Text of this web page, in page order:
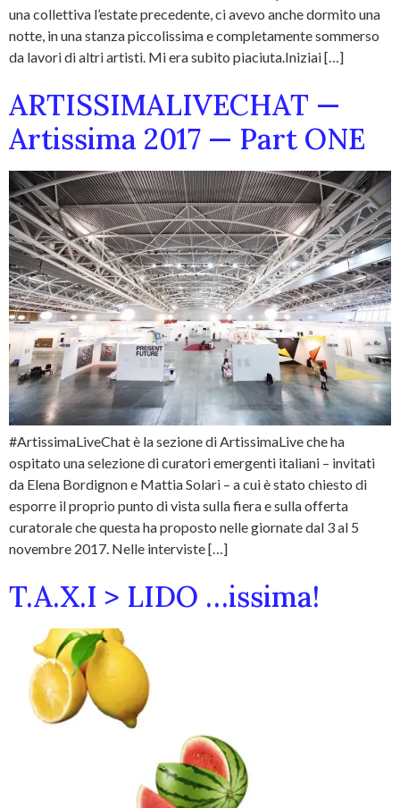
una collettiva l’estate precedente, ci avevo anche dormito una
notte, in una stanza piccolissima e completamente sommerso
da lavori di altri artisti. Mi era subito piaciuta.Iniziai […]
ARTISSIMALIVECHAT —
Artissima 2017 — Part ONE
#ArtissimaLiveChat è la sezione di ArtissimaLive che ha
ospitato una selezione di curatori emergenti italiani – invitati
da Elena Bordignon e Mattia Solari – a cui è stato chiesto di
esporre il proprio punto di vista sulla fiera e sulla offerta
curatorale che questa ha proposto nelle giornate dal 3 al 5
novembre 2017. Nelle interviste […]
T.A.X.I > LIDO …issima!